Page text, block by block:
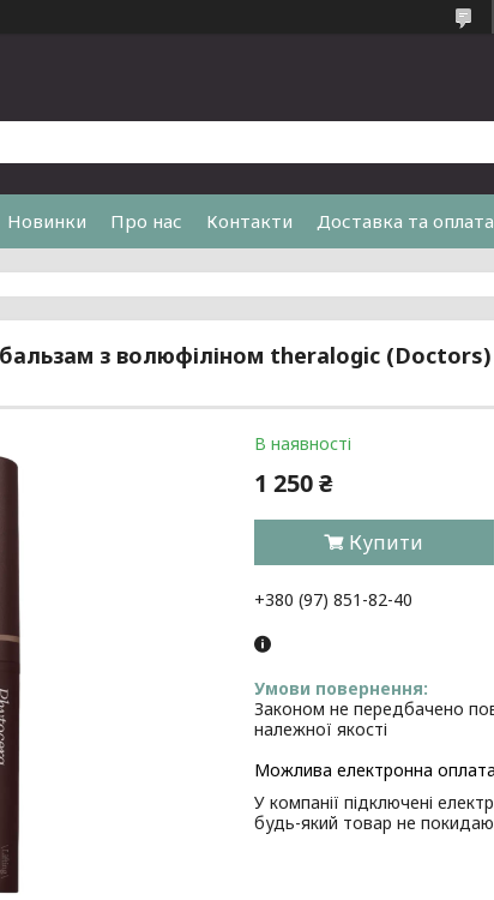
Новинки Про нас Контакти Доставка та оплата
з волюфіліном theralogic
В наявності
1 250 ₴
Купити
+380 (97) 851-82-40
Законом не передбачено
належної якості
У компанії підключені
будь-який товар не